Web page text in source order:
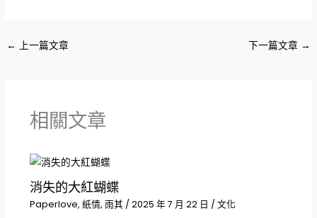
← 上一篇文章 下一篇文章 →
相關文章
消失的大紅蝴蝶
Paperlove, 紙情, 雨其 / 2025 年 7 月 22 日 / 文化